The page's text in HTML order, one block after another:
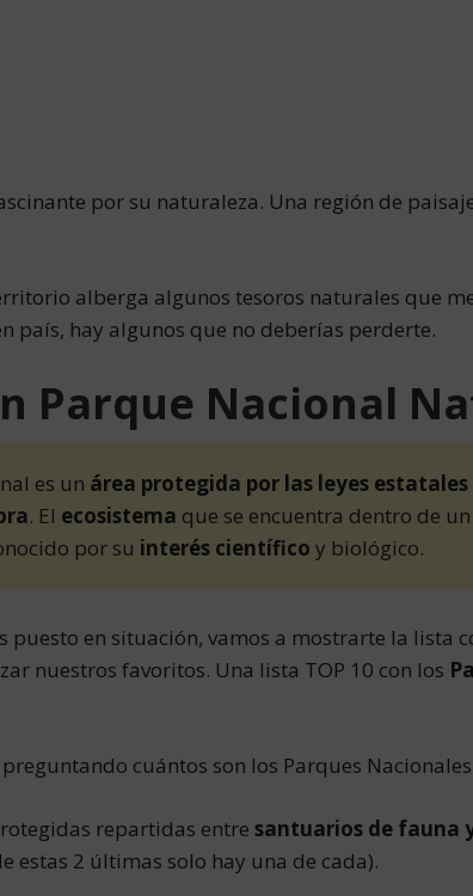
por su naturaleza. Una región de
alberga algunos tesoros naturales que
país, hay algunos que no deberías perderte.
Parque Nacional
es un área protegida por las leyes estatales
. El ecosistema que se encuentra dentro de
por su interés científico y biológico.
puesto en situación, vamos a mostrarte la lista
nuestros favoritos. Una lista TOP 10 con los
cuántos son los Parques
repartidas entre santuarios de fauna
estas 2 últimas solo hay una de cada).